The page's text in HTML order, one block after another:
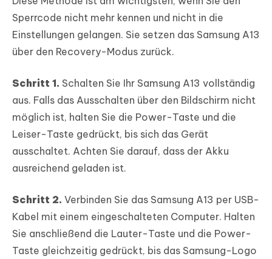
Sperrcode nicht mehr kennen und nicht in die
Einstellungen gelangen. Sie setzen das Samsung A13
über den Recovery-Modus zurück.
Schritt 1. Schalten Sie Ihr Samsung A13 vollständig
aus. Falls das Ausschalten über den Bildschirm nicht
möglich ist, halten Sie die Power-Taste und die
Leiser-Taste gedrückt, bis sich das Gerät
ausschaltet. Achten Sie darauf, dass der Akku
ausreichend geladen ist.
Schritt 2. Verbinden Sie das Samsung A13 per USB-
Kabel mit einem eingeschalteten Computer. Halten
Sie anschließend die Lauter-Taste und die Power-
Taste gleichzeitig gedrückt, bis das Samsung-Logo